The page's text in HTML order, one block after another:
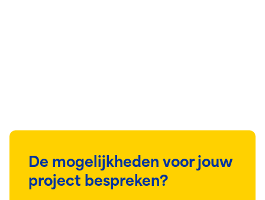
De mogelijkheden voor jouw
project bespreken?